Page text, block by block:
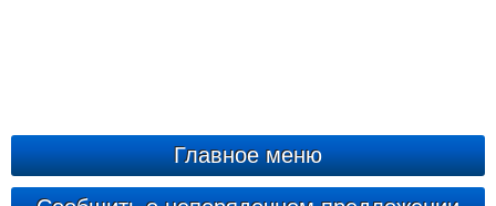
Главное меню